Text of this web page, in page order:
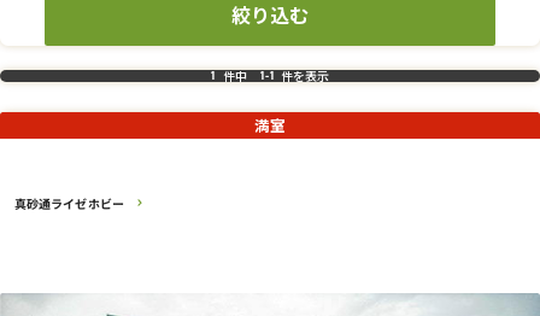
プライバシーポリシー
1 件中 1-1 件を表示
真砂通ライゼホビー
満室